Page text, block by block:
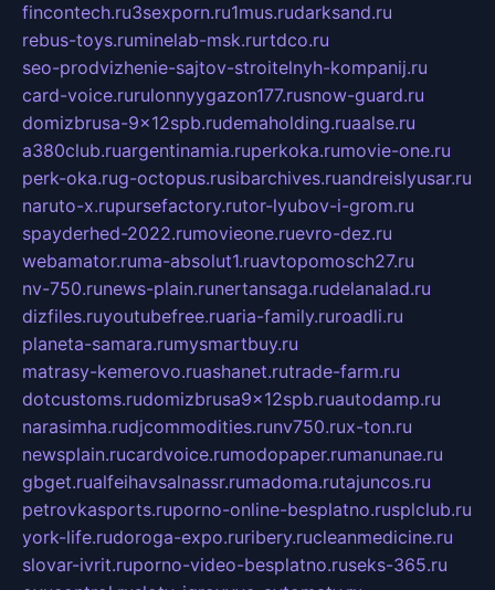
fincontech.ru3sexporn.ru1mus.rudarksand.ru
rebus-toys.ruminelab-msk.rurtdco.ru
seo-prodvizhenie-sajtov-stroitelnyh-kompanij.ru
card-voice.rurulonnyygazon177.rusnow-guard.ru
domizbrusa-9x12spb.rudemaholding.ruaalse.ru
a380club.ruargentinamia.ruperkoka.rumovie-one.ru
perk-oka.rug-octopus.rusibarchives.ruandreislyusar.ru
naruto-x.rupursefactory.rutor-lyubov-i-grom.ru
spayderhed-2022.rumovieone.ruevro-dez.ru
webamator.ruma-absolut1.ruavtopomosch27.ru
nv-750.runews-plain.runertansaga.rudelanalad.ru
dizfiles.ruyoutubefree.ruaria-family.ruroadli.ru
planeta-samara.rumysmartbuy.ru
matrasy-kemerovo.ruashanet.rutrade-farm.ru
dotcustoms.rudomizbrusa9x12spb.ruautodamp.ru
narasimha.rudjcommodities.runv750.rux-ton.ru
newsplain.rucardvoice.rumodopaper.rumanunae.ru
gbget.rualfeihavsalnassr.rumadoma.rutajuncos.ru
petrovkasports.ruporno-online-besplatno.rusplclub.ru
york-life.rudoroga-expo.ruribery.rucleanmedicine.ru
slovar-ivrit.ruporno-video-besplatno.ruseks-365.ru